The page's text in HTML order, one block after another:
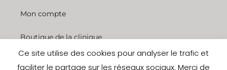
Mon compte
Boutique de la clinique
Ce site utilise des cookies pour analyser le trafic et
faciliter le partage sur les réseaux sociaux. Merci de